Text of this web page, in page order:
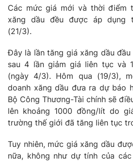
Hitech Công nghệ tương lai
Sản phẩm
Tư vấn
Giao lưu trực tuyến
Chuyên mục khác
Emagazine
Photo
Video Shorts
Các mức giá mới và thời điểm
xăng dầu đều được áp dụng
(21/3).
Đây là lần tăng giá xăng dầu
sau 4 lần giảm giá liên tục và
(ngày 4/3). Hôm qua (19/3),
doanh xăng dầu đưa ra dự báo
Bộ Công Thương-Tài chính sẽ
lên khoảng 1000 đồng/lít do
trường thế giới đã tăng liên tục
Tuy nhiên, mức giá xăng dầu
nữa, không như dự tính của